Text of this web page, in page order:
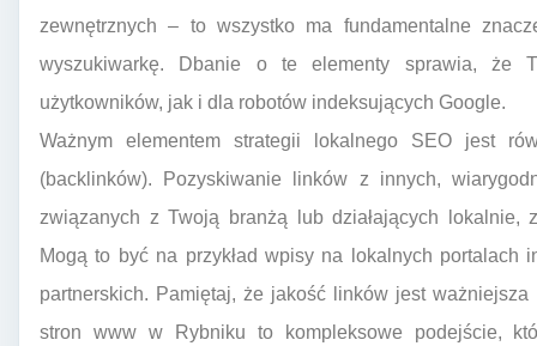
zewnętrznych – to wszystko ma fundamentalne
wyszukiwarkę. Dbanie o te elementy sprawia, że
użytkowników, jak i dla robotów indeksujących Google.
Ważnym elementem strategii lokalnego SEO jest
(backlinków). Pozyskiwanie linków z innych,
związanych z Twoją branżą lub działających lokalnie,
Mogą to być na przykład wpisy na lokalnych portalach
partnerskich. Pamiętaj, że jakość linków jest
stron www w Rybniku to kompleksowe podejście,